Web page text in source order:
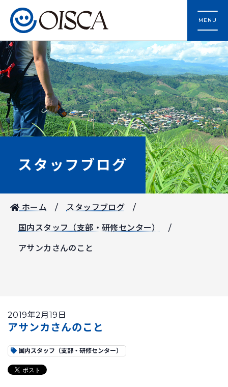
MENU
スタッフブログ
ホーム スタッフブログ
国内スタッフ（支部・研修センター）
アサンカさんのこと
2019年2月19日
アサンカさんのこと
国内スタッフ（支部・研修センター）